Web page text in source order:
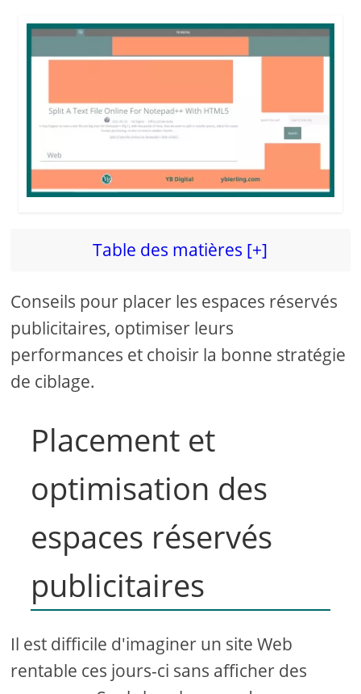
i
d
e
o
Table des matières [+]
Conseils pour placer les espaces réservés
publicitaires, optimiser leurs
performances et choisir la bonne stratégie
de ciblage.
Placement et
optimisation des
espaces réservés
publicitaires
Il est difficile d'imaginer un site Web
rentable ces jours-ci sans afficher des